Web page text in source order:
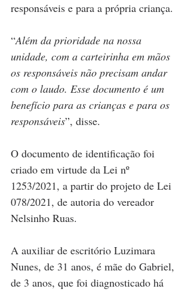
responsáveis e para a própria criança.
“Além da prioridade na nossa
unidade, com a carteirinha em mãos
os responsáveis não precisam andar
com o laudo. Esse documento é um
benefício para as crianças e para os
responsáveis”, disse.
O documento de identificação foi
criado em virtude da Lei nº
1253/2021, a partir do projeto de Lei
078/2021, de autoria do vereador
Nelsinho Ruas.
A auxiliar de escritório Luzimara
Nunes, de 31 anos, é mãe do Gabriel,
de 3 anos, que foi diagnosticado há